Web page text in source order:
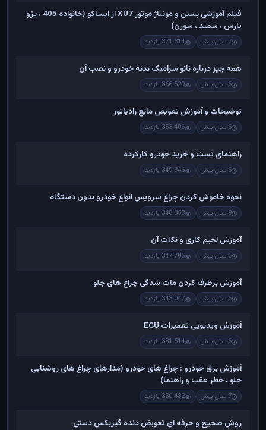
فیلم آموزشی بستن و مونتاژ موتور XU7 از ایساکو (خانواده 405 ، پژو
پارس ، سمند ، سورن)
7 سال پیش 371,314 بازدید
همه چیز درباره نانو سرامیک بدنه خودرو و نصب آن
6 سال پیش 366,529 بازدید
توضیحات و آموزش تعویض مایع رادیاتور
6 سال پیش 353,406 بازدید
راهنمای تست و خريد خودرو کارکرده
6 سال پیش 349,346 بازدید
نحوه خاموش کردن چراغ سرویس انواع خودرو بدون دستگاه
9 سال پیش 348,353 بازدید
آموزش لحیم کاری و نکات آن
6 سال پیش 347,705 بازدید
آموزش برطرف کردن مات شدگی چراغ های جلو
6 سال پیش 343,047 بازدید
آموزش ویدیویی تعمیرات ECU
6 سال پیش 331,514 بازدید
آموزش برق خودرو : چراغ های خودرو (مدارهای چراغ های روشنایی
جلو ، خطر عقب و راهنما)
7 سال پیش 330,482 بازدید
روش صحیح و حرفه ای تعویض دنده گیربکس دستی